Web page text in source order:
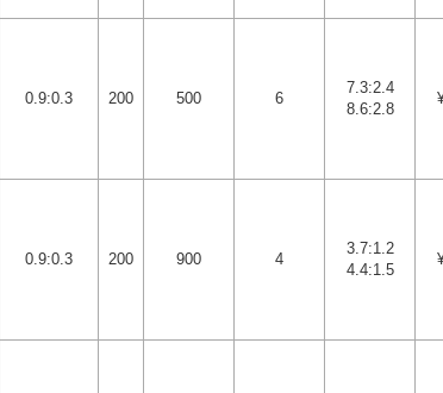
0.9:0.3 200 500 6
7.3:2.4
8.6:2.8
0.9:0.3 200 900 4
3.7:1.2
4.4:1.5